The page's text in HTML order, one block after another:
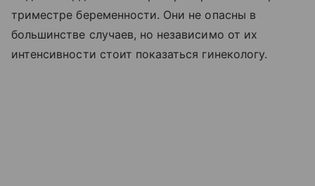
триместре беременности. Они не опасны в
большинстве случаев, но независимо от их
интенсивности стоит показаться гинекологу.